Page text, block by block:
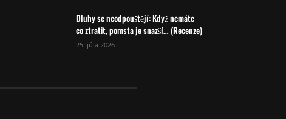
Dluhy se neodpouštějí: Když nemáte
co ztratit, pomsta je snazší… (Recenze)
25. júla 2026